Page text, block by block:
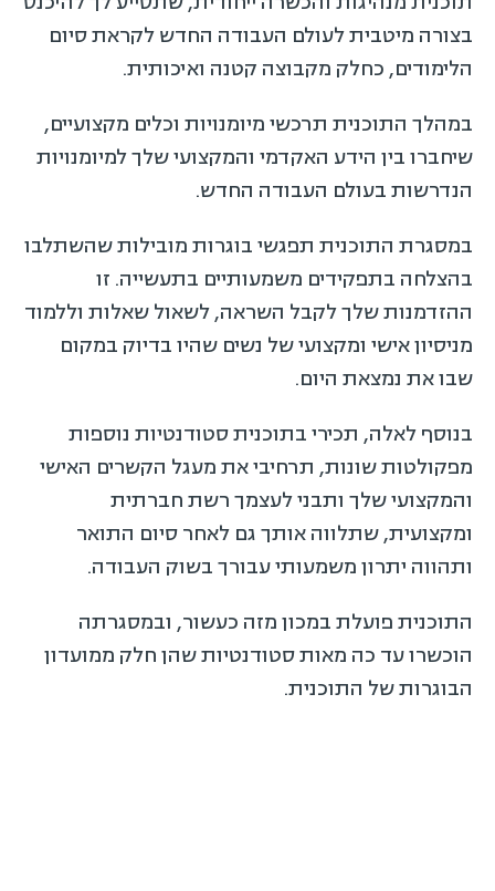
בצורה מיטבית לעולם העבודה החדש לקראת סיום
הלימודים, כחלק מקבוצה קטנה ואיכותית.
במהלך התוכנית תרכשי מיומנויות וכלים מקצועיים,
שיחברו בין הידע האקדמי והמקצועי שלך למיומנויות
הנדרשות בעולם העבודה החדש.
במסגרת התוכנית תפגשי בוגרות מובילות שהשתלבו
בהצלחה בתפקידים משמעותיים בתעשייה. זו
ההזדמנות שלך לקבל השראה, לשאול שאלות וללמוד
מניסיון אישי ומקצועי של נשים שהיו בדיוק במקום
שבו את נמצאת היום.
בנוסף לאלה, תכירי בתוכנית סטודנטיות נוספות
מפקולטות שונות, תרחיבי את מעגל הקשרים האישי
והמקצועי שלך ותבני לעצמך רשת חברתית
ומקצועית, שתלווה אותך גם לאחר סיום התואר
ותהווה יתרון משמעותי עבורך בשוק העבודה.
התוכנית פועלת במכון מזה כעשור, ובמסגרתה
הוכשרו עד כה מאות סטודנטיות שהן חלק ממועדון
הבוגרות של התוכנית.